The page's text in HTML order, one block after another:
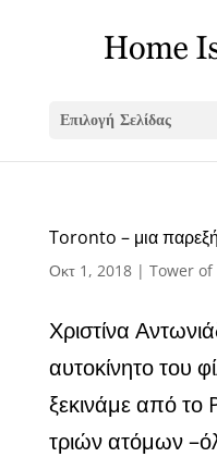
Επιλογή Σελίδας
Toronto – μια
Οκτ 1, 2018| Tower of
Χριστίνα
αυτοκίνητο του
ξεκινάμε από
τριών ατόμων